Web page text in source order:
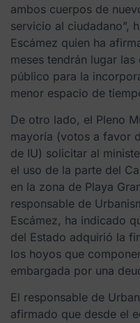
ambos cuerpos de
servicio al ciudadano”,
Escámez quien ha
meses tendrán lugar
público para la
menor espacio de
De otro lado, el Pleno
mayoría (votos a favor
de IU) solicitar al
el uso de la parte del
en la zona de Playa
responsable de
Escámez, ha indicado
del Estado adquirió la
los hoyos que
embargada por una
El responsable de
afirmado que desde el